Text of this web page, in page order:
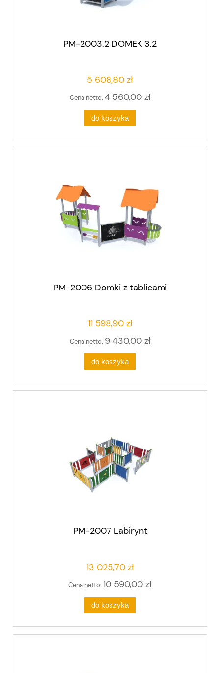
PM-2003.2 DOMEK 3.2
5 608,80 zł
Cena netto: 4 560,00 zł
do koszyka
PM-2006 Domki z tablicami
11 598,90 zł
Cena netto: 9 430,00 zł
do koszyka
PM-2007 Labirynt
13 025,70 zł
Cena netto: 10 590,00 zł
do koszyka